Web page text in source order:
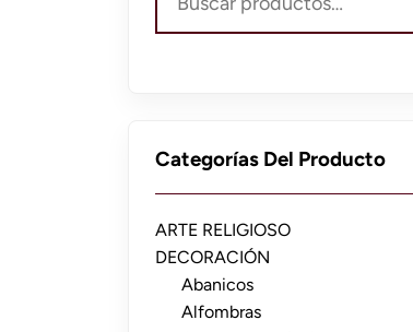
por:
Categorías Del Producto
ARTE RELIGIOSO
DECORACIÓN
Abanicos
Alfombras